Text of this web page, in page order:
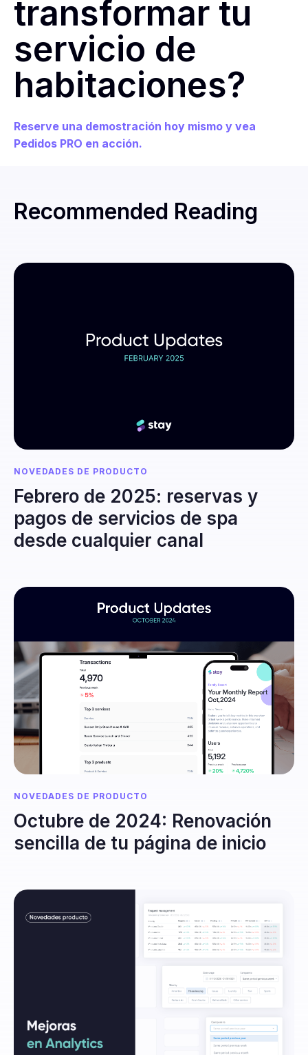
transformar tu
servicio de
habitaciones?
Reserve una demostración hoy mismo y vea
Pedidos PRO en acción.
Recommended Reading
NOVEDADES DE PRODUCTO
Febrero de 2025: reservas y
pagos de servicios de spa
desde cualquier canal
NOVEDADES DE PRODUCTO
Octubre de 2024: Renovación
sencilla de tu página de inicio